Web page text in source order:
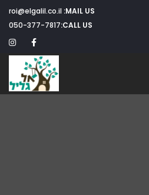
MAIL US:
CALL US:
050-377-7817